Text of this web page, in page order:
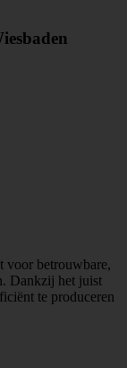
voor betrouwbare,
Dankzij het juist
te produceren